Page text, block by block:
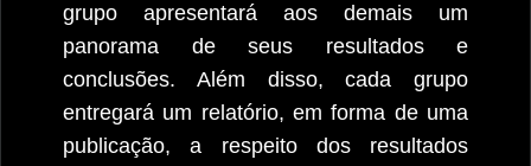
grupo apresentará aos demais um
panorama de seus resultados e
conclusões. Além disso, cada grupo
entregará um relatório, em forma de uma
publicação, a respeito dos resultados